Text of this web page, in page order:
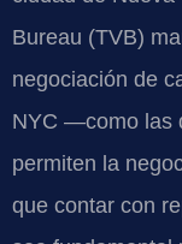
Bureau (TVB)
negociación de
NYC —como las
permiten la
que contar con